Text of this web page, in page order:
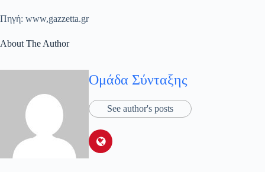
Πηγή: www,gazzetta.gr
About The Author
Ομάδα Σύνταξης
See author's posts